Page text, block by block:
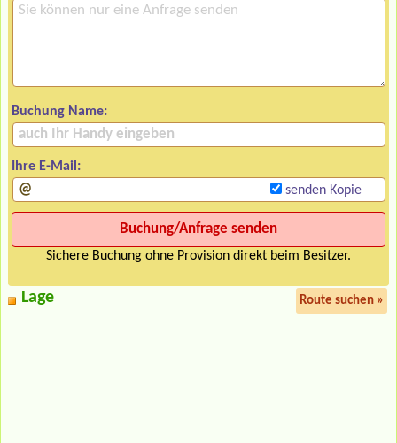
Buchung Name:
Ihre E-Mail:
senden Kopie
Sichere Buchung ohne Provision direkt beim Besitzer.
Lage Route suchen »